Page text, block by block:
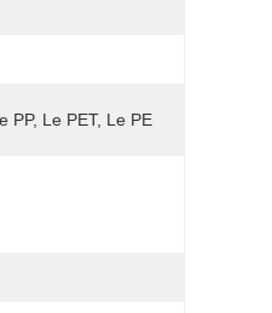
PP, Le PET, Le PE